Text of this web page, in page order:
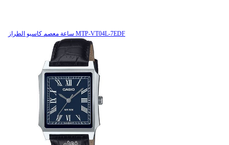
ساعة معصم کاسیو الطراز MTP-VT04L-7EDF